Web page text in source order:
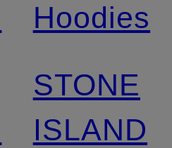
Hoodies
STONE
ISLAND